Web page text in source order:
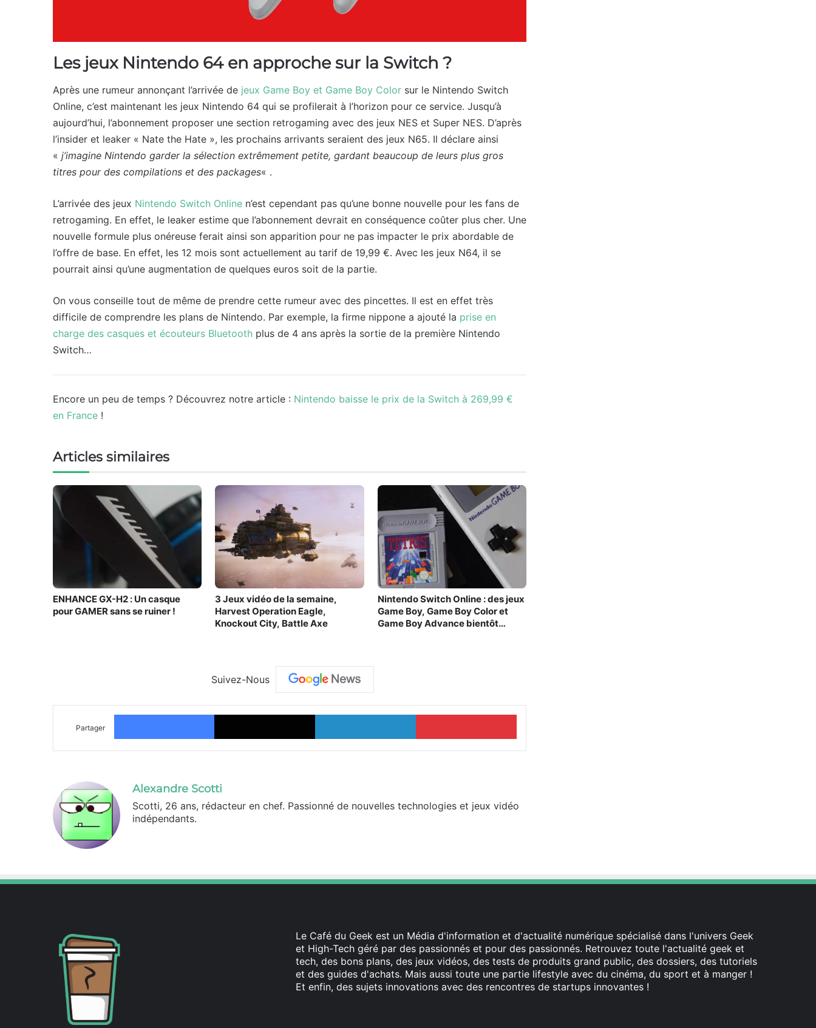
Les jeux Nintendo 64 en approche sur la Switch ?
Après une rumeur annonçant l’arrivée de jeux Game Boy et Game Boy Color sur le Nintendo Switch
Online, c’est maintenant les jeux Nintendo 64 qui se profilerait à l’horizon pour ce service. Jusqu’à
aujourd’hui, l’abonnement proposer une section retrogaming avec des jeux NES et Super NES. D’après
l’insider et leaker « Nate the Hate », les prochains arrivants seraient des jeux N65. Il déclare ainsi
« j’imagine Nintendo garder la sélection extrêmement petite, gardant beaucoup de leurs plus gros
titres pour des compilations et des packages« .
L’arrivée des jeux Nintendo Switch Online n’est cependant pas qu’une bonne nouvelle pour les fans de
retrogaming. En effet, le leaker estime que l’abonnement devrait en conséquence coûter plus cher. Une
nouvelle formule plus onéreuse ferait ainsi son apparition pour ne pas impacter le prix abordable de
l’offre de base. En effet, les 12 mois sont actuellement au tarif de 19,99 €. Avec les jeux N64, il se
pourrait ainsi qu’une augmentation de quelques euros soit de la partie.
On vous conseille tout de même de prendre cette rumeur avec des pincettes. Il est en effet très
difficile de comprendre les plans de Nintendo. Par exemple, la firme nippone a ajouté la prise en
charge des casques et écouteurs Bluetooth plus de 4 ans après la sortie de la première Nintendo
Switch…
Encore un peu de temps ? Découvrez notre article : Nintendo baisse le prix de la Switch à 269,99 €
en France !
Articles similaires
ENHANCE GX-H2 : Un casque
pour GAMER sans se ruiner !
3 Jeux vidéo de la semaine,
Harvest Operation Eagle,
Knockout City, Battle Axe
Nintendo Switch Online : des jeux
Game Boy, Game Boy Color et
Game Boy Advance bientôt
Suivez-Nous
Partager
Facebook X Linkedin Pinterest
Alexandre Scotti
Scotti, 26 ans, rédacteur en chef. Passionné de nouvelles technologies et jeux vidéo
indépendants.
Le Café du Geek est un Média d'information et d'actualité numérique spécialisé dans l'univers Geek
et High-Tech géré par des passionnés et pour des passionnés. Retrouvez toute l'actualité geek et
tech, des bons plans, des jeux vidéos, des tests de produits grand public, des dossiers, des tutoriels
et des guides d'achats. Mais aussi toute une partie lifestyle avec du cinéma, du sport et à manger !
Et enfin, des sujets innovations avec des rencontres de startups innovantes !